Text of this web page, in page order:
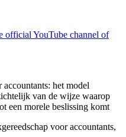
official YouTube channel of
accountants: het model
van de wijze waarop
een morele beslissing komt
voor accountants,